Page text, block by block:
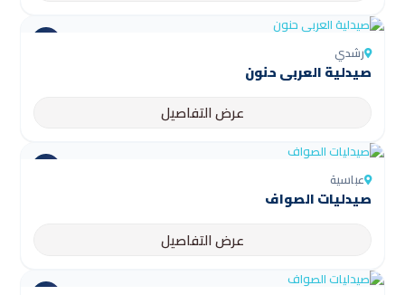
رشدي
صيدلية العربى حنون
عرض التفاصيل
عباسية
صيدليات الصواف
عرض التفاصيل